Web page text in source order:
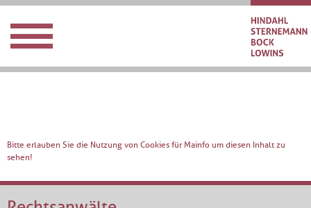
Bitte erlauben Sie die Nutzung von Cookies für Mainfo um diesen Inhalt zu
sehen!